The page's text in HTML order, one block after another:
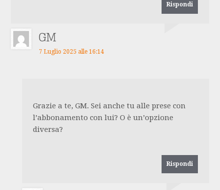
Rispondi
GM
7 Luglio 2025 alle 16:14
Grazie a te, GM. Sei anche tu alle prese con
l’abbonamento con lui? O è un’opzione
diversa?
Rispondi